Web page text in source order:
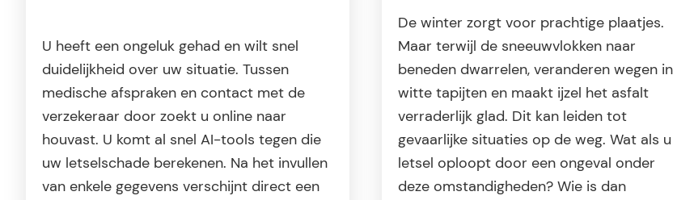
U heeft een ongeluk gehad en wilt snel
duidelijkheid over uw situatie. Tussen
medische afspraken en contact met de
verzekeraar door zoekt u online naar
houvast. U komt al snel AI-tools tegen die
uw letselschade berekenen. Na het invullen
van enkele gegevens verschijnt direct een
De winter zorgt voor prachtige plaatjes.
Maar terwijl de sneeuwvlokken naar
beneden dwarrelen, veranderen wegen in
witte tapijten en maakt ijzel het asfalt
verraderlijk glad. Dit kan leiden tot
gevaarlijke situaties op de weg. Wat als u
letsel oploopt door een ongeval onder
deze omstandigheden? Wie is dan